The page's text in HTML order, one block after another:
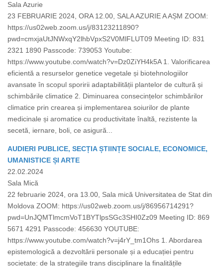
Sala Azurie
23 FEBRUARIE 2024, ORA 12.00, SALA AZURIE A AȘM ZOOM:
https://us02web.zoom.us/j/83123211890?
pwd=cmxjaUtJNWxqY2lhbVpxS2V0MlFLUT09 Meeting ID: 831
2321 1890 Passcode: 739053 Youtube:
https://www.youtube.com/watch?v=Dz0ZiYH4k5A 1. Valorificarea
eficientă a resurselor genetice vegetale și biotehnologiilor
avansate în scopul sporirii adaptabilității plantelor de cultură și
schimbările climatice 2. Diminuarea consecințelor schimbărilor
climatice prin crearea și implementarea soiurilor de plante
medicinale și aromatice cu productivitate înaltă, rezistente la
secetă, iernare, boli, ce asigură...
AUDIERI PUBLICE, SECȚIA ȘTIINȚE SOCIALE, ECONOMICE,
UMANISTICE ȘI ARTE
22.02.2024
Sala Mică
22 februarie 2024, ora 13.00, Sala mică Universitatea de Stat din
Moldova ZOOM: https://us02web.zoom.us/j/86956714291?
pwd=UnJQMTlmcmVoT1BYTlpsSGc3SHI0Zz09 Meeting ID: 869
5671 4291 Passcode: 456630 YOUTUBE:
https://www.youtube.com/watch?v=j4rY_tm1Ohs 1. Abordarea
epistemologică a dezvoltării personale și a educației pentru
societate: de la strategiile trans disciplinare la finalitățile